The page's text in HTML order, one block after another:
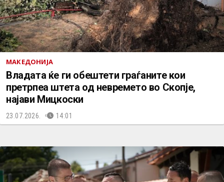
МАКЕДОНИЈА
Владата ќе ги обештети граѓаните кои
претрпеа штета од невремето во Скопје,
најави Мицкоски
23.07.2026. 14:01